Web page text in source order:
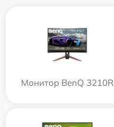
Монитор BenQ 3210R